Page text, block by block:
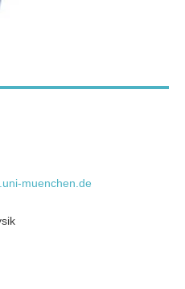
muenchen.de